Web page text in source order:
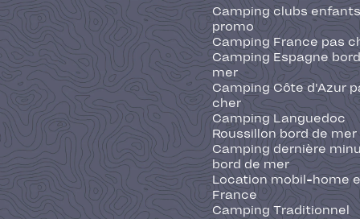
Camping clubs
promo
Camping France pas
Camping Espagne
mer
Camping Côte d'Azur
cher
Camping Languedoc
Roussillon bord de mer
Camping dernière
bord de mer
Location mobil-home
France
Camping Traditionnel